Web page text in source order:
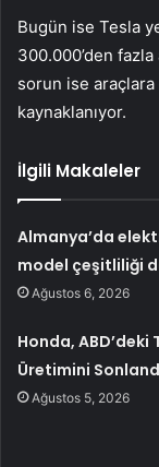
Bugün ise Tesla
300.000’den fazla
sorun ise
kaynaklanıyor.
İlgili Makaleler
Almanya’da
model çeşitliliği
Ağustos 6, 2026
Honda,
Üretimini
Ağustos 5, 2026